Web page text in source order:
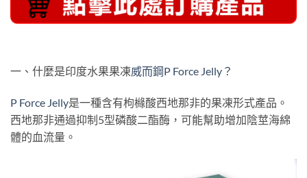
一、什麼是印度水果果凍威而鋼P Force Jelly？
P Force Jelly是一種含有枸櫞酸西地那非的果凍形式產品。
西地那非通過抑制5型磷酸二酯酶，可能幫助增加陰莖海綿
體的血流量。